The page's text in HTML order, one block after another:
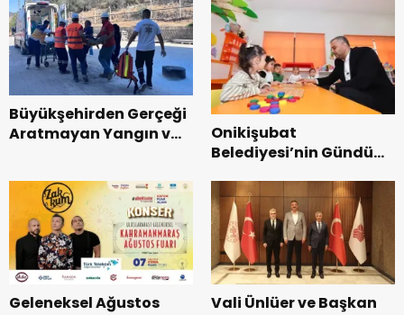
Büyükşehirden Gerçeği
Aratmayan Yangın ve
Onikişubat
Belediyesi’nin Gündüz
dönemin ön kayıtları
başladı.
Geleneksel Ağustos
Vali Ünlüer ve Başkan